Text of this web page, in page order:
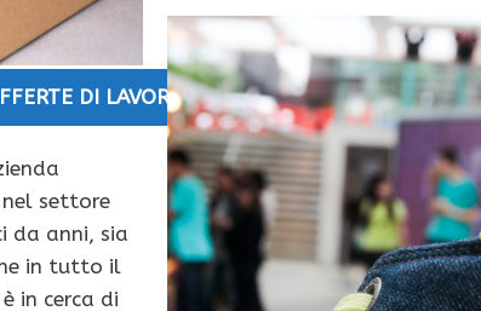
DI LAVORO
settore
da anni, sia
in tutto il
in cerca di